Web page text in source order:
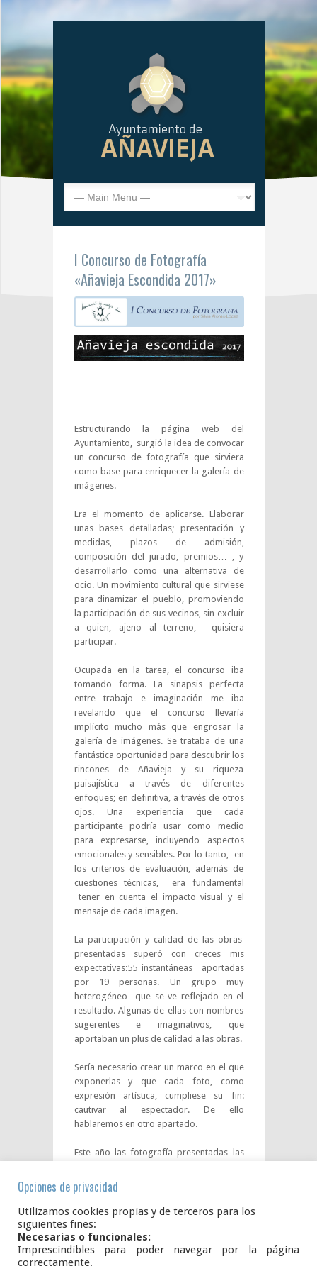
I Concurso de Fotografía
«Añavieja Escondida 2017»
Estructurando la página web del
Ayuntamiento, surgió la idea de convocar
un concurso de fotografía que sirviera
como base para enriquecer la galería de
imágenes.
Era el momento de aplicarse. Elaborar
unas bases detalladas; presentación y
medidas, plazos de admisión,
composición del jurado, premios… , y
desarrollarlo como una alternativa de
ocio. Un movimiento cultural que sirviese
para dinamizar el pueblo, promoviendo
la participación de sus vecinos, sin excluir
a quien, ajeno al terreno, quisiera
participar.
Ocupada en la tarea, el concurso iba
tomando forma. La sinapsis perfecta
entre trabajo e imaginación me iba
revelando que el concurso llevaría
implícito mucho más que engrosar la
galería de imágenes. Se trataba de una
fantástica oportunidad para descubrir los
rincones de Añavieja y su riqueza
paisajística a través de diferentes
enfoques; en definitiva, a través de otros
ojos. Una experiencia que cada
participante podría usar como medio
para expresarse, incluyendo aspectos
emocionales y sensibles. Por lo tanto, en
los criterios de evaluación, además de
cuestiones técnicas, era fundamental
tener en cuenta el impacto visual y el
mensaje de cada imagen.
La participación y calidad de las obras
presentadas superó con creces mis
expectativas:55 instantáneas aportadas
por 19 personas. Un grupo muy
heterogéneo que se ve reflejado en el
resultado. Algunas de ellas con nombres
sugerentes e imaginativos, que
aportaban un plus de calidad a las obras.
Sería necesario crear un marco en el que
exponerlas y que cada foto, como
expresión artística, cumpliese su fin:
cautivar al espectador. De ello
hablaremos en otro apartado.
Este año las fotografía presentadas las
en el apartado de «El Pueblo».
Os dejo algunos de los momentos del
concurso ¡disfrutad de ellas!
Entrega de fotos
Opciones de privacidad
Utilizamos cookies propias y de terceros para los
siguientes fines:
Necesarias o funcionales:
Imprescindibles para poder navegar por la página
correctamente.